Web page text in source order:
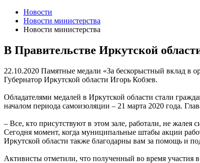
Новости
Новости министерства
Новости министерства
В Правительстве Иркутской
22.10.2020 Памятные медали «За бескорыстный вклад в
Губернатор Иркутской области Игорь Кобзев.
Обладателями медалей в Иркутской области стали
началом периода самоизоляции – 21 марта 2020 года.
– Все, кто присутствуют в этом зале, работали, не
Сегодня момент, когда муниципальные штабы акции
Иркутской области также благодарны вам за помощь и
Активисты отметили, что полученный во время участия